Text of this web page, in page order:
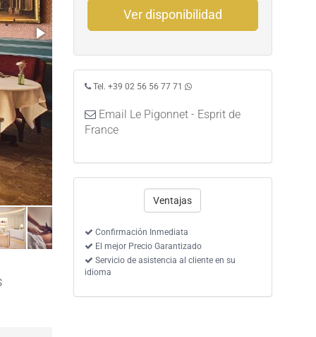
Ver disponibilidad
Tel. +39 02 56 56 77 71
Email Le Pigonnet - Esprit de
France
Ventajas
Confirmación Inmediata
El mejor Precio Garantizado
Servicio de asistencia al cliente en su
idioma